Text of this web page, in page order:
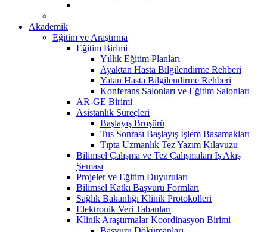
Akademik
Eğitim ve Araştırma
Eğitim Birimi
Yıllık Eğitim Planları
Ayaktan Hasta Bilgilendirme Rehberi
Yatan Hasta Bilgilendirme Rehberi
Konferans Salonları ve Eğitim Salonları
AR-GE Birimi
Asistanlık Süreçleri
Başlayış Broşürü
Tus Sonrası Başlayış İşlem Basamakları
Tıpta Uzmanlık Tez Yazım Kılavuzu
Bilimsel Çalışma ve Tez Çalışmaları İş Akış
Şeması
Projeler ve Eğitim Duyuruları
Bilimsel Katkı Başvuru Formları
Sağlık Bakanlığı Klinik Protokolleri
Elektronik Veri Tabanları
Klinik Araştırmalar Koordinasyon Birimi